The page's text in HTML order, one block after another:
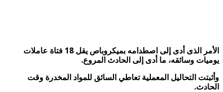
الأمر الذى أدى إلى اصطدامه بميكروباص يقل 18 فتاة عاملات
يوميات وسائقه، ما أدى إلى الحادث المروع.
وأثبتت التحاليل المعملية تعاطي السائق للمواد المخدرة وقت
الحادث.